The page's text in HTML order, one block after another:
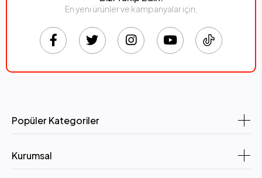
En yeni ürünler ve kampanyalar için,
Popüler Kategoriler
Kurumsal